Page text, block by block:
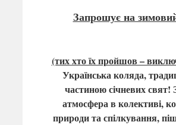
Запрошує на з
(тих хто їх пройшов –
Українська коляда,
частиною січневих свят!
атмосфера в колективі,
природи та спілкування,п